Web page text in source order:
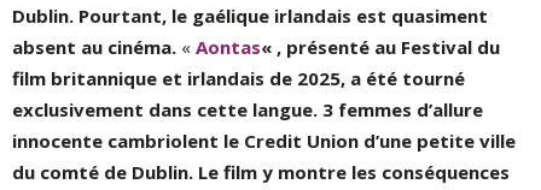
Dublin. Pourtant, le gaélique irlandais est quasiment
absent au cinéma. « Aontas« , présenté au Festival du
film britannique et irlandais de 2025, a été tourné
exclusivement dans cette langue. 3 femmes d’allure
innocente cambriolent le Credit Union d’une petite ville
du comté de Dublin. Le film y montre les conséquences